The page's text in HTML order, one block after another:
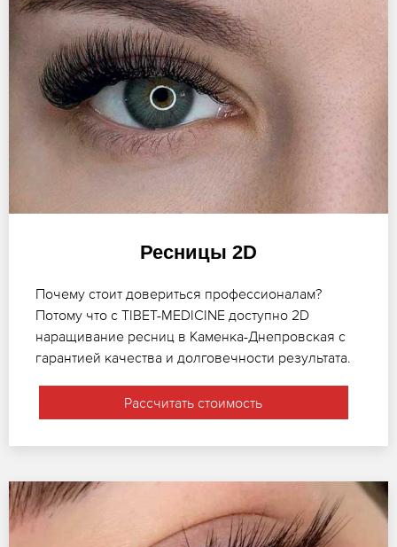
Ресницы 2D
Почему стоит довериться профессионалам?
Потому что с TIBET-MEDICINE доступно 2D
наращивание ресниц в Каменка-Днепровская с
гарантией качества и долговечности результата.
Рассчитать стоимость